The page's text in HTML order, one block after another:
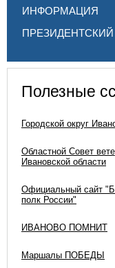
ИНФОРМАЦИЯ
ПРЕЗИДЕНТСКИЙ
Полезные
Городской округ
Областной Совет
Ивановской области
Официальный сайт
полк России"
ИВАНОВО ПОМНИТ
Маршалы ПОБЕДЫ